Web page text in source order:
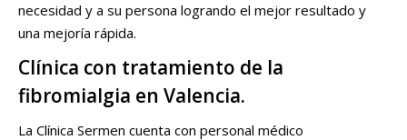
necesidad y a su persona logrando el mejor resultado y
una mejoría rápida.
Clínica con tratamiento de la
fibromialgia en Valencia.
La Clínica Sermen cuenta con personal médico